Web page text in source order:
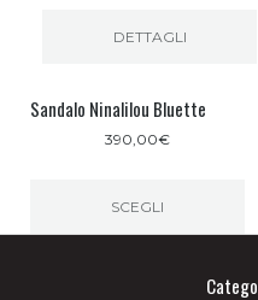
DETTAGLI
Sandalo Ninalilou Bluette
390,00€
SCEGLI